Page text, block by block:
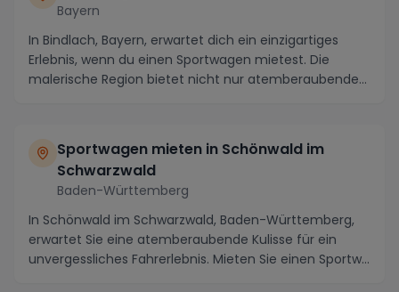
Bayern
In Bindlach, Bayern, erwartet dich ein einzigartiges
Erlebnis, wenn du einen Sportwagen mietest. Die
malerische Region bietet nicht nur atemberaubende...
Sportwagen mieten in Schönwald im
Schwarzwald
Baden-Württemberg
In Schönwald im Schwarzwald, Baden-Württemberg,
erwartet Sie eine atemberaubende Kulisse für ein
unvergessliches Fahrerlebnis. Mieten Sie einen Sportw...